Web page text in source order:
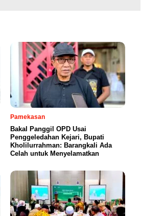
Pamekasan
Bakal Panggil OPD Usai
Penggeledahan Kejari, Bupati
Kholilurrahman: Barangkali Ada
Celah untuk Menyelamatkan